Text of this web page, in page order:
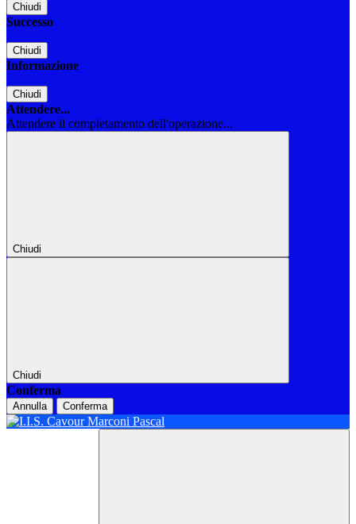
Chiudi
Successo
Chiudi
Informazione
Chiudi
Attendere...
Attendere il completamento dell'operazione...
Chiudi
Chiudi
Conferma
Annulla Conferma